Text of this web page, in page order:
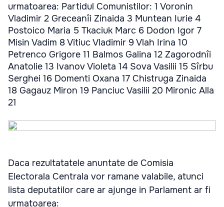
urmatoarea: Partidul Comunistilor: 1 Voronin
Vladimir 2 Greceanîi Zinaida 3 Muntean Iurie 4
Postoico Maria 5 Tkaciuk Marc 6 Dodon Igor 7
Misin Vadim 8 Vitiuc Vladimir 9 Vlah Irina 10
Petrenco Grigore 11 Balmos Galina 12 Zagorodnîi
Anatolie 13 Ivanov Violeta 14 Sova Vasilii 15 Sîrbu
Serghei 16 Domenti Oxana 17 Chistruga Zinaida
18 Gagauz Miron 19 Panciuc Vasilii 20 Mironic Alla
21
Daca rezultatatele anuntate de Comisia
Electorala Centrala vor ramane valabile, atunci
lista deputatilor care ar ajunge in Parlament ar fi
urmatoarea: